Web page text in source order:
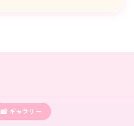
📸 ギャラリー